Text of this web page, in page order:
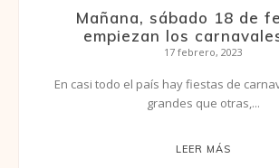
Mañana, sábado 18 de
empiezan los
17 febrero, 2023
En casi todo el país hay fiestas de
grandes que otras,...
LEER MÁS